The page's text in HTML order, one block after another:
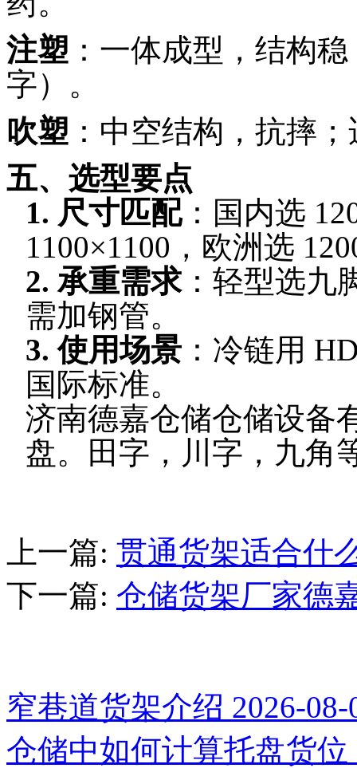
注塑 ：一体成型，结构
字）。
吹塑 ：中空结构，抗摔
五、选型要点
1. 尺寸匹配：国内选
1100×1100 ，欧洲选
2. 承重需求：轻型选九
需加钢管。
3.使用场景 ：冷链用
国际标准。
济南德嘉仓储仓储设备
盘。田字，川字，九角
上一篇: 贯通货架适合什
下一篇: 仓储货架厂家德
窄巷道货架介绍 2026-08-
仓储中如何计算托盘货位